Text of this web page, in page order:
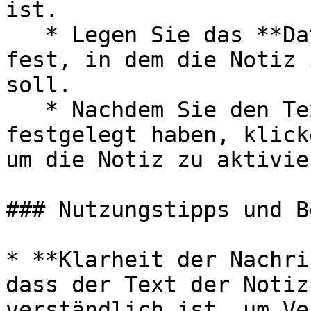
ist.
fest, in dem die Notiz
soll.
festgelegt haben,
um die Notiz zu
### Nutzungstipps und
* **Klarheit der
dass der Text der